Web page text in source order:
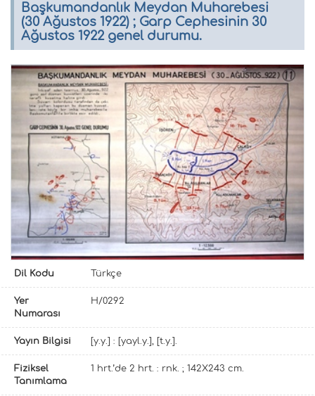
Başkumandanlık Meydan Muharebesi
(30 Ağustos 1922) ; Garp Cephesinin 30
Ağustos 1922 genel durumu.
Dil Kodu Türkçe
Yer
Numarası
H/0292
Yayın Bilgisi [y.y.] : [yayl.y.], [t.y.].
Fiziksel
Tanımlama
1 hrt.’de 2 hrt. : rnk. ; 142X243 cm.